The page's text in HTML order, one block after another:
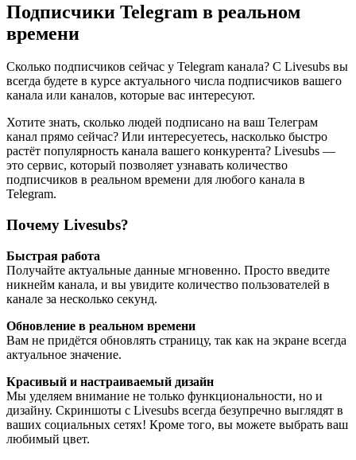
Подписчики Telegram в реальном
времени
Сколько подписчиков сейчас у Telegram канала? С Livesubs вы
всегда будете в курсе актуального числа подписчиков вашего
канала или каналов, которые вас интересуют.
Хотите знать, сколько людей подписано на ваш Телеграм
канал прямо сейчас? Или интересуетесь, насколько быстро
растёт популярность канала вашего конкурента? Livesubs —
это сервис, который позволяет узнавать количество
подписчиков в реальном времени для любого канала в
Telegram.
Почему Livesubs?
Быстрая работа
Получайте актуальные данные мгновенно. Просто введите
никнейм канала, и вы увидите количество пользователей в
канале за несколько секунд.
Обновление в реальном времени
Вам не придётся обновлять страницу, так как на экране всегда
актуальное значение.
Красивый и настраиваемый дизайн
Мы уделяем внимание не только функциональности, но и
дизайну. Скриншоты с Livesubs всегда безупречно выглядят в
ваших социальных сетях! Кроме того, вы можете выбрать ваш
любимый цвет.